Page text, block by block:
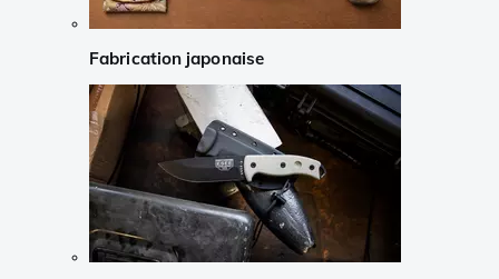
Fabrication japonaise